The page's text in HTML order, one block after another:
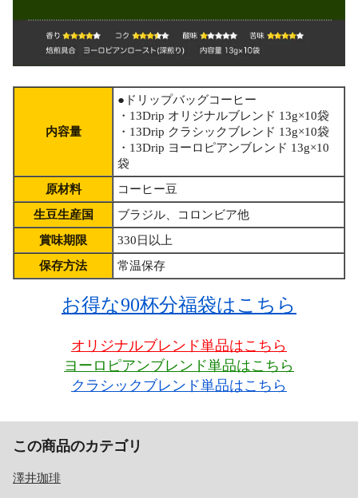
内容量
●ドリップバッグコーヒー
・13Drip オリジナルブレンド 13g×10袋
・13Drip クラシックブレンド 13g×10袋
・13Drip ヨーロピアンブレンド 13g×10
袋
原材料
コーヒー豆
生豆生産国
ブラジル、コロンビア他
賞味期限
330日以上
保存方法
常温保存
お得な90杯分福袋はこちら
オリジナルブレンド単品はこちら
ヨーロピアンブレンド単品はこちら
クラシックブレンド単品はこちら
この商品のカテゴリ
澤井珈琲